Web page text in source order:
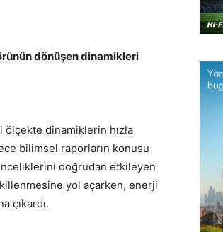
dönüşen dinamikleri
ölçekte dinamiklerin hızla
bilimsel raporların konusu
doğrudan etkileyen
yol açarken, enerji
çıkardı.